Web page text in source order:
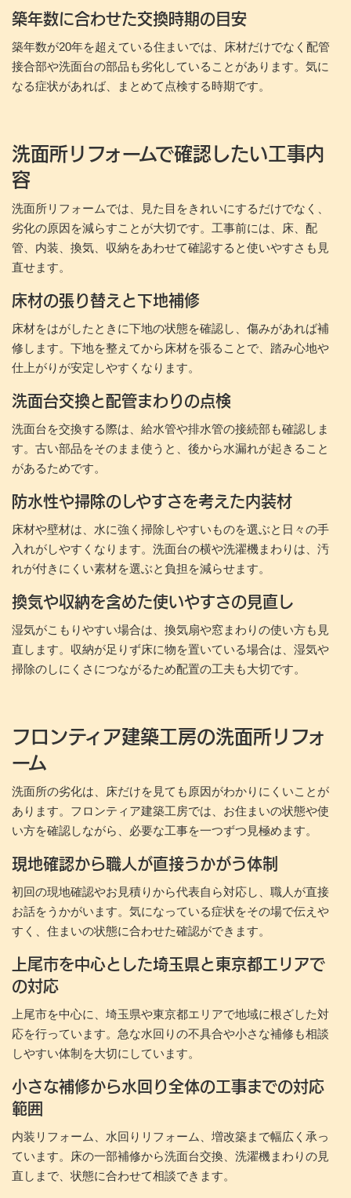
築年数に合わせた交換時期の目安
築年数が20年を超えている住まいでは、床材だけでなく配管
接合部や洗面台の部品も劣化していることがあります。気に
なる症状があれば、まとめて点検する時期です。
洗面所リフォームで確認したい工事内
容
洗面所リフォームでは、見た目をきれいにするだけでなく、
劣化の原因を減らすことが大切です。工事前には、床、配
管、内装、換気、収納をあわせて確認すると使いやすさも見
直せます。
床材の張り替えと下地補修
床材をはがしたときに下地の状態を確認し、傷みがあれば補
修します。下地を整えてから床材を張ることで、踏み心地や
仕上がりが安定しやすくなります。
洗面台交換と配管まわりの点検
洗面台を交換する際は、給水管や排水管の接続部も確認しま
す。古い部品をそのまま使うと、後から水漏れが起きること
があるためです。
防水性や掃除のしやすさを考えた内装材
床材や壁材は、水に強く掃除しやすいものを選ぶと日々の手
入れがしやすくなります。洗面台の横や洗濯機まわりは、汚
れが付きにくい素材を選ぶと負担を減らせます。
換気や収納を含めた使いやすさの見直し
湿気がこもりやすい場合は、換気扇や窓まわりの使い方も見
直します。収納が足りず床に物を置いている場合は、湿気や
掃除のしにくさにつながるため配置の工夫も大切です。
フロンティア建築工房の洗面所リフォ
ーム
洗面所の劣化は、床だけを見ても原因がわかりにくいことが
あります。フロンティア建築工房では、お住まいの状態や使
い方を確認しながら、必要な工事を一つずつ見極めます。
現地確認から職人が直接うかがう体制
初回の現地確認やお見積りから代表自ら対応し、職人が直接
お話をうかがいます。気になっている症状をその場で伝えや
すく、住まいの状態に合わせた確認ができます。
上尾市を中心とした埼玉県と東京都エリアで
の対応
上尾市を中心に、埼玉県や東京都エリアで地域に根ざした対
応を行っています。急な水回りの不具合や小さな補修も相談
しやすい体制を大切にしています。
小さな補修から水回り全体の工事までの対応
範囲
内装リフォーム、水回りリフォーム、増改築まで幅広く承っ
ています。床の一部補修から洗面台交換、洗濯機まわりの見
直しまで、状態に合わせて相談できます。